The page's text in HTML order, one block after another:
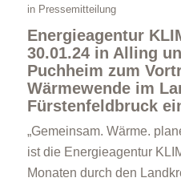
in Pressemitteilung
Energieagentur
30.01.24 in Alling
Puchheim zum
Wärmewende im
Fürstenfeldbruck
„Gemeinsam. Wärme.
ist die Energieagentur
Monaten durch den